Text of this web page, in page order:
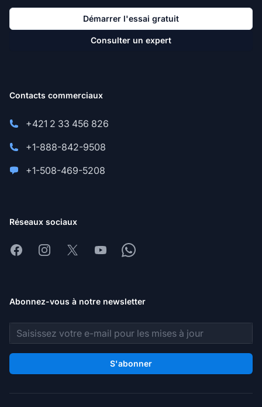
Démarrer l'essai gratuit
Consulter un expert
Contacts commerciaux
+421 2 33 456 826
+1-888-842-9508
+1-508-469-5208
Réseaux sociaux
FacebookInstagram
X YoutubeWhatsapp
Abonnez-vous à notre newsletter
Adresse e-mail
S'abonner